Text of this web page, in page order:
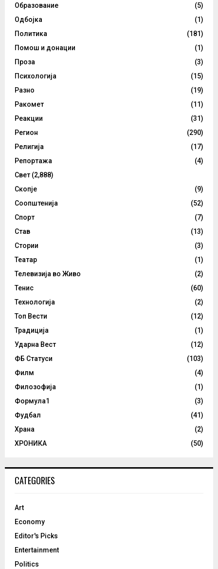
Образование
(5)
Одбојка
(1)
Политика
(181)
Помош и донации
(1)
Проза
(3)
Психологија
(15)
Разно
(19)
Ракомет
(11)
Реакции
(31)
Регион
(290)
Религија
(17)
Репортажа
(4)
Свет (2,888)
Скопје
(9)
Соопштенија
(52)
Спорт
(7)
Став
(13)
Стории
(3)
Театар
(1)
Телевизија во Живо
(2)
Тенис
(60)
Технологија
(2)
Топ Вести
(12)
Традиција
(1)
Ударна Вест
(12)
ФБ Статуси
(103)
Филм
(4)
Филозофија
(1)
Формула1
(3)
Фудбал
(41)
Храна
(2)
ХРОНИКА
(50)
CATEGORIES
Art
Economy
Editor's Picks
Entertainment
Politics